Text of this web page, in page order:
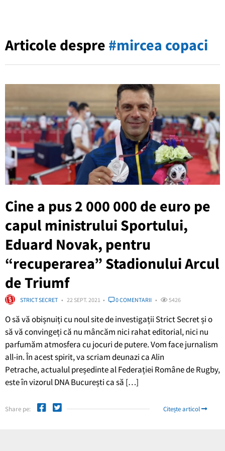
Articole despre #mircea copaci
Cine a pus 2 000 000 de euro pe
capul ministrului Sportului,
Eduard Novak, pentru
“recuperarea” Stadionului Arcul
de Triumf
STRICT SECRET 22 SEPT. 2021 0 COMENTARII 5426
O să vă obișnuiți cu noul site de investigații Strict Secret și o
să vă convingeți că nu mâncăm nici rahat editorial, nici nu
parfumăm atmosfera cu jocuri de putere. Vom face jurnalism
all-in. În acest spirit, va scriam deunazi ca Alin
Petrache, actualul președinte al Federației Române de Rugby,
este în vizorul DNA București ca să […]
Share pe: Citește articol